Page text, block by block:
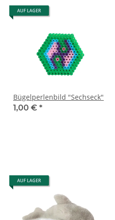
AUF LAGER
Bügelperlenbild "Sechseck"
1,00 € *
AUF LAGER